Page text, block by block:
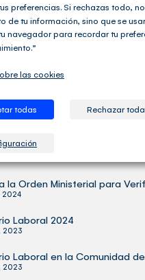
del Asesor no solo ofrece
Contable y Laboral
más allá y ofrece una amplia
la Orden Ministerial para
2024
Laboral 2024
2023
Laboral en la Comunidad
2023
preferencias. Si rechazas todo,
de tu información, sino que se
navegador para recordar tu
las cookies
todas Rechazar